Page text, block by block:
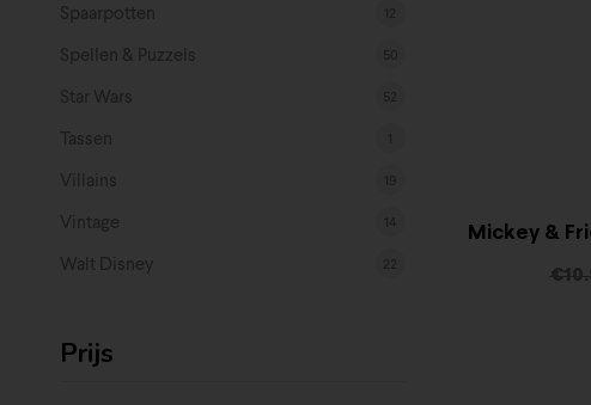
Spaarpotten
Spellen & Puzzels
Star Wars
Tassen
Villains
Vintage
Walt Disney
Prijs
Mickey &
€